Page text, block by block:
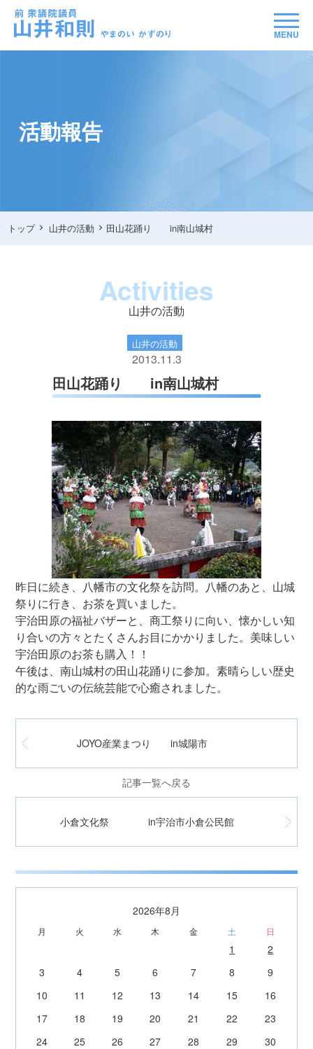
MENU
活動報告
トップ 山井の活動 田山花踊り in南山城村
Activities
山井の活動
山井の活動
2013.11.3
田山花踊り in南山城村
昨日に続き、八幡市の文化祭を訪問。八幡のあと、山城
祭りに行き、お茶を買いました。
宇治田原の福祉バザーと、商工祭りに向い、懐かしい知
り合いの方々とたくさんお目にかかりました。美味しい
宇治田原のお茶も購入！！
午後は、南山城村の田山花踊りに参加。素晴らしい歴史
的な雨ごいの伝統芸能で心癒されました。
JOYO産業まつり in城陽市
記事一覧へ戻る
小倉文化祭 in宇治市小倉公民館
2026年8月
月 火 水 木 金 土 日
1
2
3
4 5 6 7 8
9
10
11 12 13 14 15
16
17
18 19 20 21 22
23
24
25 26 27 28 29
30